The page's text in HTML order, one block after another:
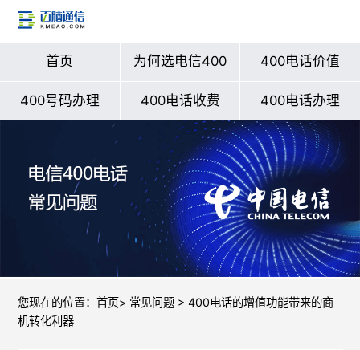
首页 为何选电信400 400电话价值
400号码办理 400电话收费 400电话办理
您现在的位置： 首页> 常见问题> 400电话的增值功能带来的商
机转化利器